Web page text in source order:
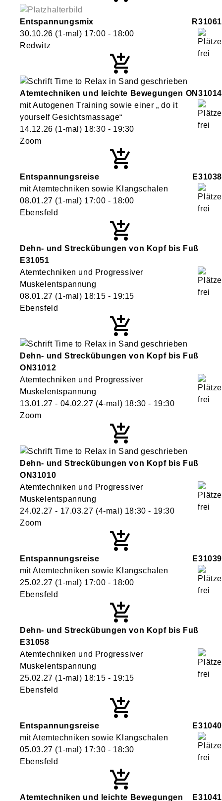
Entspannungsmix
R31061
30.10.26 (1-mal) 17:00 - 18:00
Redwitz
Atemtechniken und leichte Bewegungen ON31014
mit Autogenen Training sowie einer „ do it
yourself Gesichtsmassage“
14.12.26 (1-mal) 18:30 - 19:30
Zoom
Entspannungsreise
E31038
mit Atemtechniken sowie Klangschalen
08.01.27 (1-mal) 17:00 - 18:00
Ebensfeld
Dehn- und Streckübungen von Kopf bis Fuß
E31051
Atemtechniken und Progressiver
Muskelentspannung
08.01.27 (1-mal) 18:15 - 19:15
Ebensfeld
Dehn- und Streckübungen von Kopf bis Fuß
ON31012
Atemtechniken und Progressiver
Muskelentspannung
13.01.27 - 04.02.27 (4-mal) 18:30 - 19:30
Zoom
Dehn- und Streckübungen von Kopf bis Fuß
ON31010
Atemtechniken und Progressiver
Muskelentspannung
24.02.27 - 17.03.27 (4-mal) 18:30 - 19:30
Zoom
Entspannungsreise
E31039
mit Atemtechniken sowie Klangschalen
25.02.27 (1-mal) 17:00 - 18:00
Ebensfeld
Dehn- und Streckübungen von Kopf bis Fuß
E31058
Atemtechniken und Progressiver
Muskelentspannung
25.02.27 (1-mal) 18:15 - 19:15
Ebensfeld
Entspannungsreise
E31040
mit Atemtechniken sowie Klangschalen
05.03.27 (1-mal) 17:30 - 18:30
Ebensfeld
Atemtechniken und leichte Bewegungen E31041